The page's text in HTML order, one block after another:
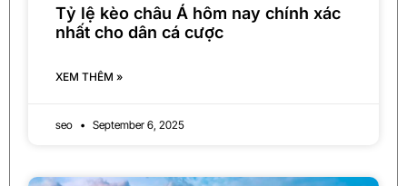
Tỷ lệ kèo châu Á hôm nay chính xác
nhất cho dân cá cược
XEM THÊM »
seo September 6, 2025